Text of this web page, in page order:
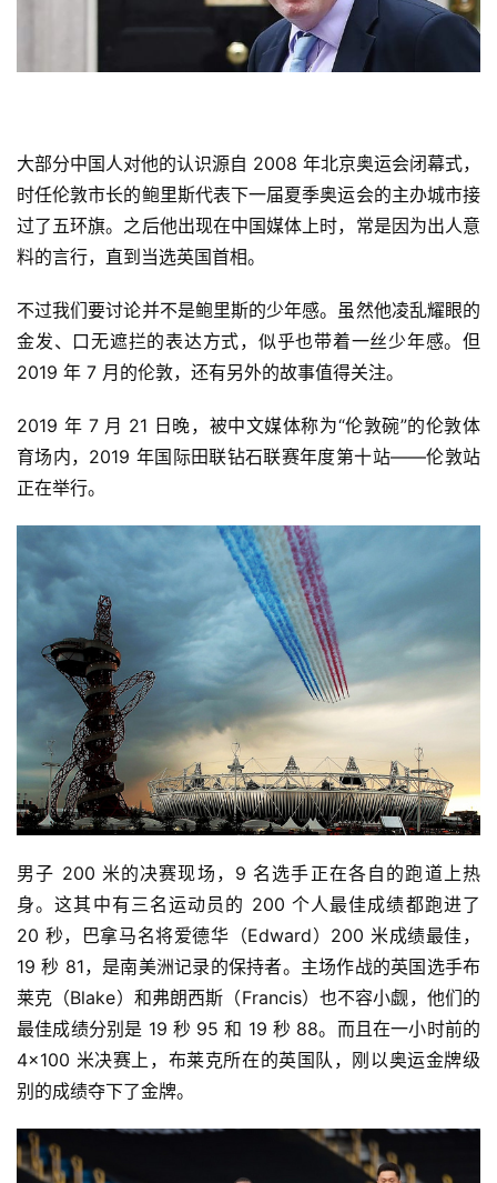
大部分中国人对他的认识源自 2008 年北京奥运会闭幕式，
时任伦敦市长的鲍里斯代表下一届夏季奥运会的主办城市接
过了五环旗。之后他出现在中国媒体上时，常是因为出人意
料的言行，直到当选英国首相。
不过我们要讨论并不是鲍里斯的少年感。虽然他凌乱耀眼的
金发、口无遮拦的表达方式，似乎也带着一丝少年感。但
2019 年 7 月的伦敦，还有另外的故事值得关注。
2019 年 7 月 21 日晚，被中文媒体称为“伦敦碗”的伦敦体
育场内，2019 年国际田联钻石联赛年度第十站——伦敦站
正在举行。
男子 200 米的决赛现场，9 名选手正在各自的跑道上热
身。这其中有三名运动员的 200 个人最佳成绩都跑进了
20 秒，巴拿马名将爱德华（Edward）200 米成绩最佳，
19 秒 81，是南美洲记录的保持者。主场作战的英国选手布
莱克（Blake）和弗朗西斯（Francis）也不容小觑，他们的
最佳成绩分别是 19 秒 95 和 19 秒 88。而且在一小时前的
4×100 米决赛上，布莱克所在的英国队，刚以奥运金牌级
别的成绩夺下了金牌。